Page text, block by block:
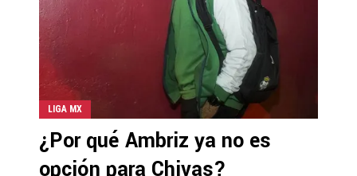
LIGA MX
¿Por qué Ambriz ya no es
opción para Chivas?